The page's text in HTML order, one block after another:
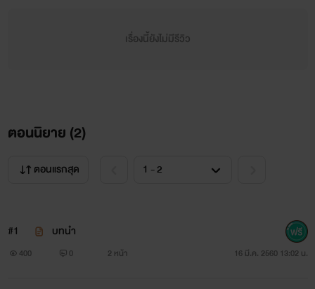
เรื่องนี้ยังไม่มีรีวิว
ตอนนิยาย (2)
ตอนแรกสุด
#1 บทนำ
400 0 2 หน้า 16 มี.ค. 2560 13:02 น.